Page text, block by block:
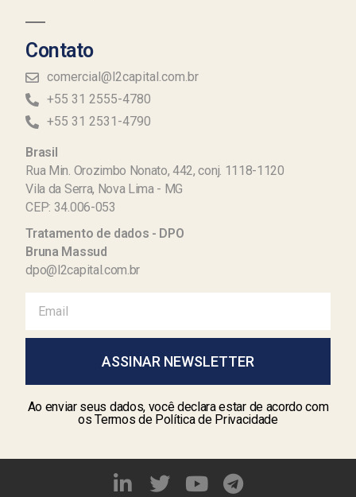
Contato
comercial@l2capital.com.br
+55 31 2555-4780
+55 31 2531-4790
Brasil
Rua Min. Orozimbo Nonato, 442, conj. 1118-1120
Vila da Serra, Nova Lima - MG
CEP: 34.006-053
Tratamento de dados - DPO
Bruna Massud
dpo@l2capital.com.br
ASSINAR NEWSLETTER
Ao enviar seus dados, você declara estar de acordo com
os Termos de Política de Privacidade